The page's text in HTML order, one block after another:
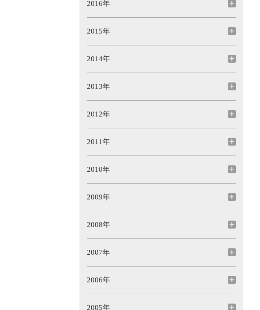
2016年
2015年
2014年
2013年
2012年
2011年
2010年
2009年
2008年
2007年
2006年
2005年